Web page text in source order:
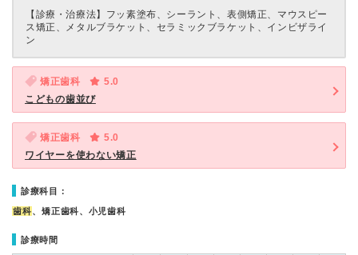
【診療・治療法】 フッ素塗布、シーラント、表側矯正、マウスピー
ス矯正、メタルブラケット、セラミックブラケット、インビザライ
ン
矯正歯科
5.0
こどもの歯並び
矯正歯科
5.0
ワイヤーを使わない矯正
診療科目：
歯科、矯正歯科、小児歯科
診療時間